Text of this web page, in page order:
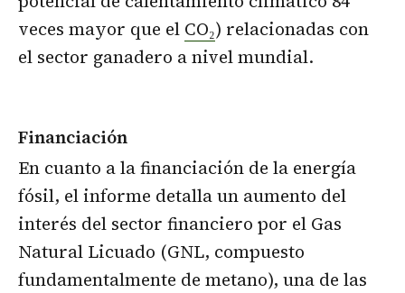
veces mayor que el CO₂) relacionadas con
el sector ganadero a nivel mundial.
Financiación
En cuanto a la financiación de la energía
fósil, el informe detalla un aumento del
interés del sector financiero por el Gas
Natural Licuado (GNL, compuesto
fundamentalmente de metano), una de las